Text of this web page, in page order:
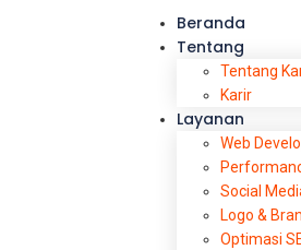
Beranda
Tentang
Tentang
Karir
Layanan
Web
Social
Logo &
Optimasi